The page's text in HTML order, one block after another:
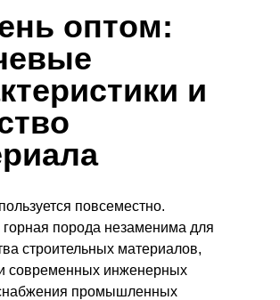
оптом:
и
повсеместно.
порода незаменима для
строительных материалов,
современных инженерных
промышленных